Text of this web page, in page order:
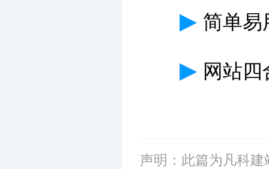
▶ 简单易
▶ 网站四
声明：此篇为凡科